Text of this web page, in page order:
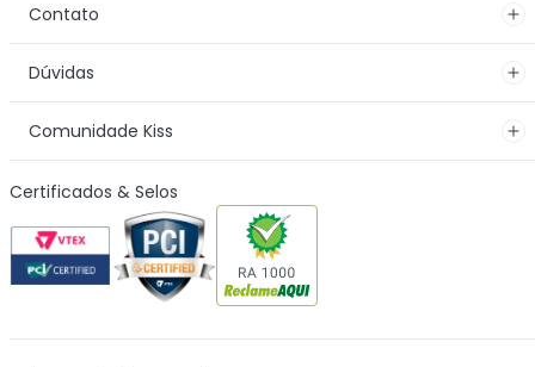
Contato
Dúvidas
Comunidade Kiss
Certificados & Selos